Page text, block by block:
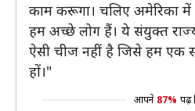
काम करूगा। चलिए अमेरिका
हम अच्छे लोग हैं। ये संयुक्त
ऐसी चीज नहीं है जिसे हम एक
हों।"
आपने 87% पढ़